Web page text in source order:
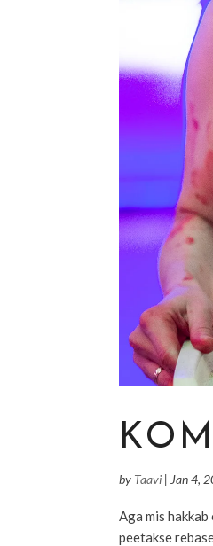
by Taavi | Jan 4,
Aga mis
peetakse